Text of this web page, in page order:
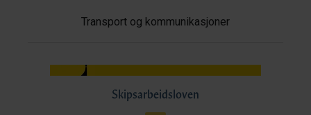
Transport og kommunikasjoner
Skipsarbeidsloven